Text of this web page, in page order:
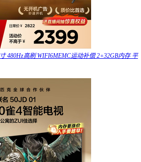
480Hz高刷 WIFI6MEMC运动补偿 2+32GB内存 平